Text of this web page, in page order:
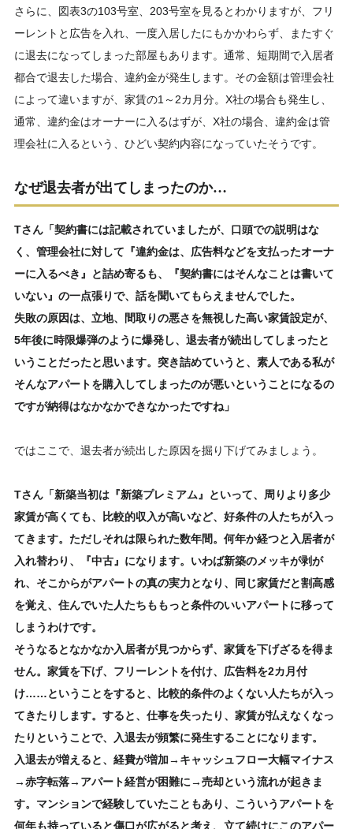
さらに、図表3の103号室、203号室を見るとわかりますが、フリ
ーレントと広告を入れ、一度入居したにもかかわらず、またすぐ
に退去になってしまった部屋もあります。通常、短期間で入居者
都合で退去した場合、違約金が発生します。その金額は管理会社
によって違いますが、家賃の1～2カ月分。X社の場合も発生し、
通常、違約金はオーナーに入るはずが、X社の場合、違約金は管
理会社に入るという、ひどい契約内容になっていたそうです。
なぜ退去者が出てしまったのか…
Tさん「契約書には記載されていましたが、口頭での説明はな
く、管理会社に対して『違約金は、広告料などを支払ったオーナ
ーに入るべき』と詰め寄るも、『契約書にはそんなことは書いて
いない』の一点張りで、話を聞いてもらえませんでした。
失敗の原因は、立地、間取りの悪さを無視した高い家賃設定が、
5年後に時限爆弾のように爆発し、退去者が続出してしまったと
いうことだったと思います。突き詰めていうと、素人である私が
そんなアパートを購入してしまったのが悪いということになるの
ですが納得はなかなかできなかったですね」
ではここで、退去者が続出した原因を掘り下げてみましょう。
Tさん「新築当初は『新築プレミアム』といって、周りより多少
家賃が高くても、比較的収入が高いなど、好条件の人たちが入っ
てきます。ただしそれは限られた数年間。何年か経つと入居者が
入れ替わり、『中古』になります。いわば新築のメッキが剥が
れ、そこからがアパートの真の実力となり、同じ家賃だと割高感
を覚え、住んでいた人たちももっと条件のいいアパートに移って
しまうわけです。
そうなるとなかなか入居者が見つからず、家賃を下げざるを得ま
せん。家賃を下げ、フリーレントを付け、広告料を2カ月付
け……ということをすると、比較的条件のよくない人たちが入っ
てきたりします。すると、仕事を失ったり、家賃が払えなくなっ
たりということで、入退去が頻繁に発生することになります。
入退去が増えると、経費が増加→キャッシュフロー大幅マイナス
→赤字転落→アパート経営が困難に→売却という流れが起きま
す。マンションで経験していたこともあり、こういうアパートを
何年も持っていると傷口が広がると考え、立て続けにこのアパー